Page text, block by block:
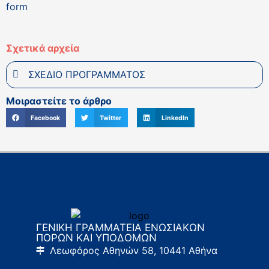
form
Σχετικά αρχεία
ΣΧΕΔΙΟ ΠΡΟΓΡΑΜΜΑΤΟΣ
Μοιραστείτε το άρθρο
Facebook Twitter LinkedIn
ΓΕΝΙΚΗ ΓΡΑΜΜΑΤΕΙΑ ΕΝΩΣΙΑΚΩΝ
ΠΟΡΩΝ ΚΑΙ ΥΠΟΔΟΜΩΝ
Λεωφόρος Αθηνών 58, 10441 Αθήνα